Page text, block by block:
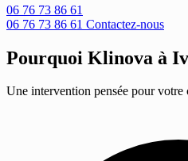
06 76 73 86 61
06 76 73 86 61 Contactez-nous
Pourquoi Klinova à
Une intervention pensée pour votre